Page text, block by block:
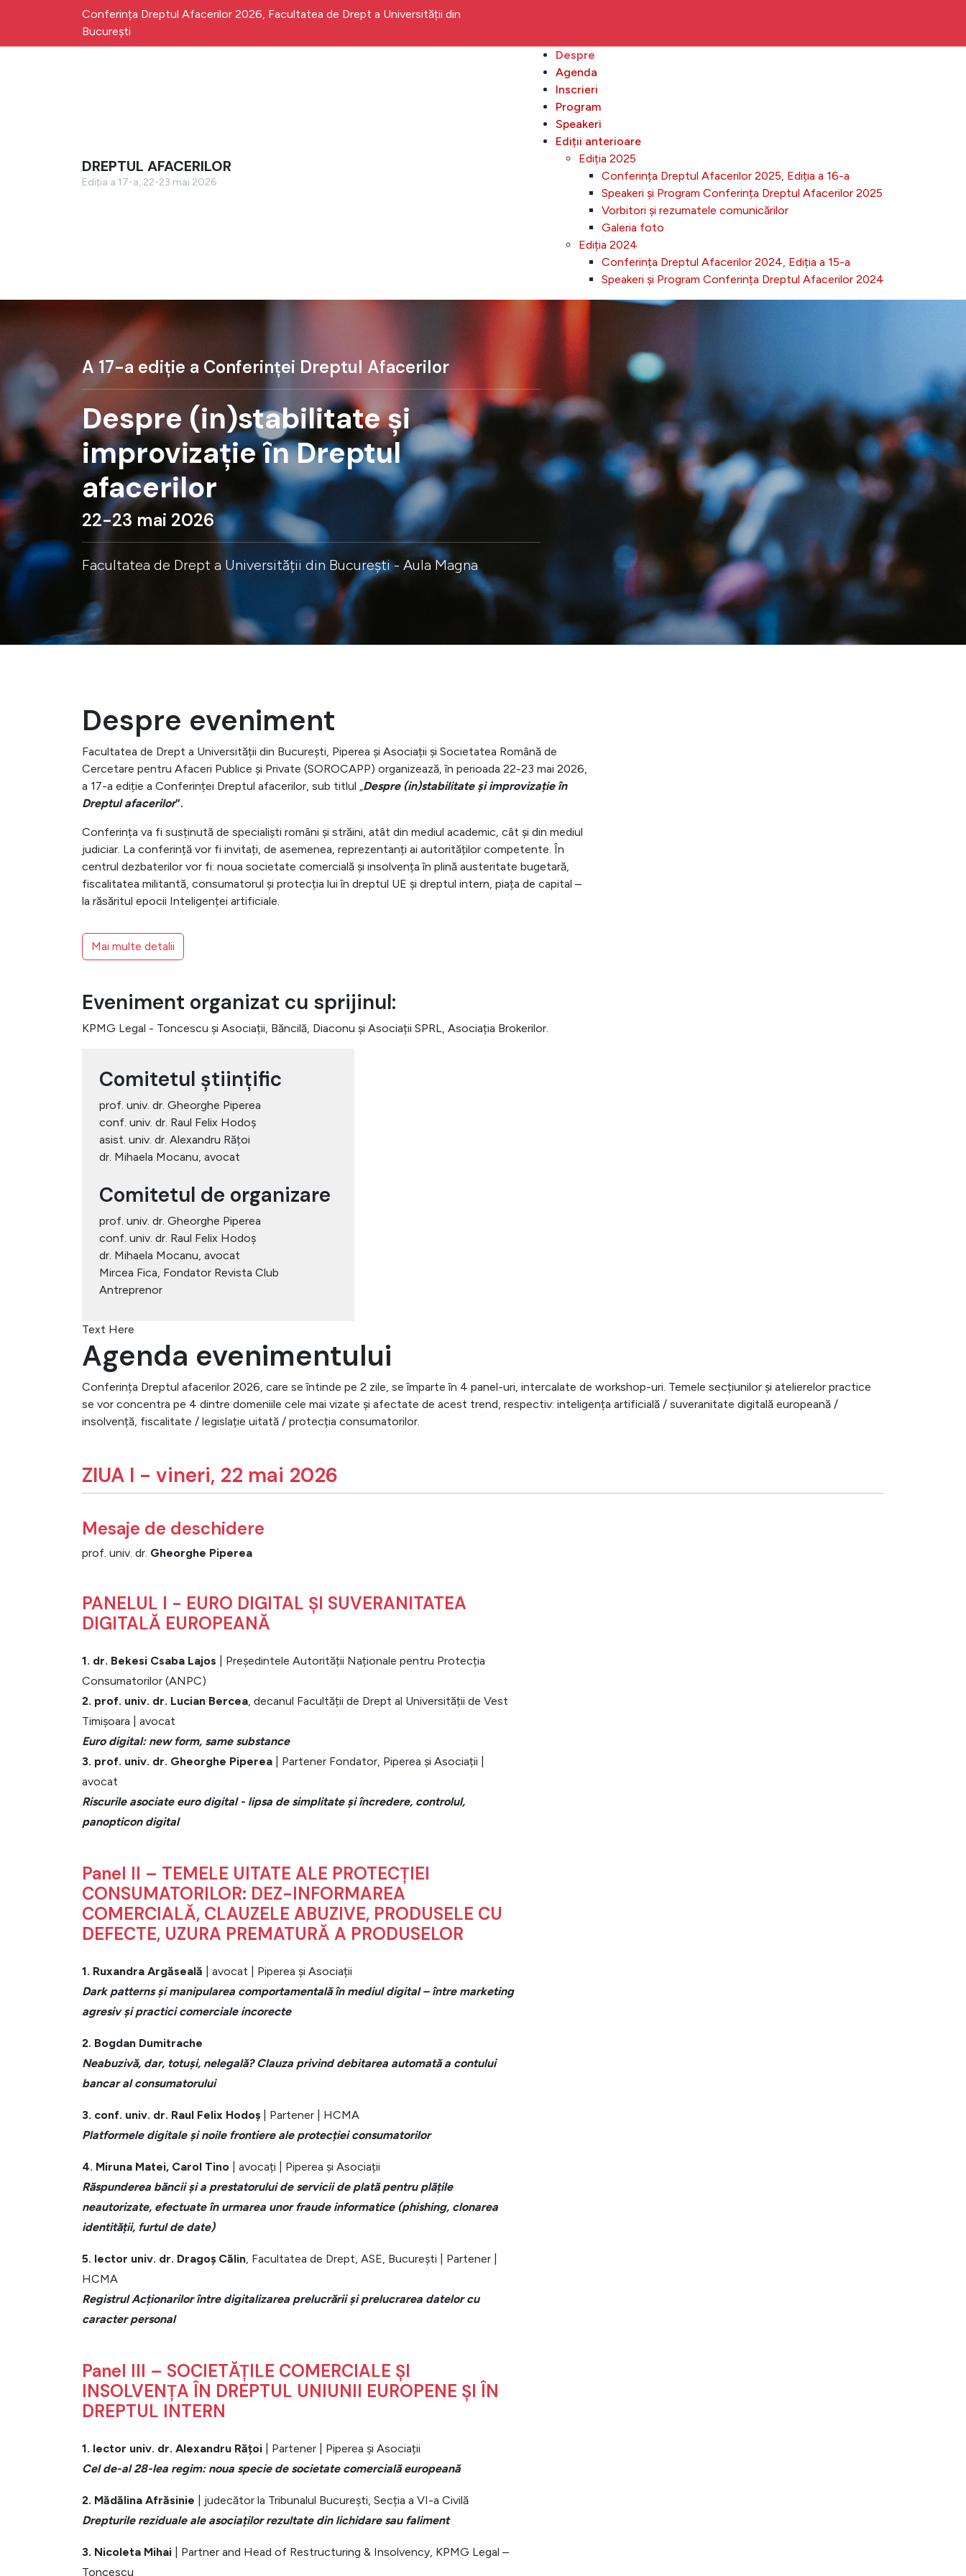
Conferința Dreptul Afacerilor 2026, Facultatea de Drept a Universității din
București
DREPTUL AFACERILOR
Ediția a 17-a, 22-23 mai 2026
Despre
Agenda
Inscrieri
Program
Speakeri
Ediții anterioare
Ediția 2025
Conferința Dreptul Afacerilor 2025, Ediția a 16-a
Speakeri și Program Conferința Dreptul Afacerilor 2025
Vorbitori și rezumatele comunicărilor
Galeria foto
Ediția 2024
Conferința Dreptul Afacerilor 2024, Ediția a 15-a
Speakeri și Program Conferința Dreptul Afacerilor 2024
A 17-a ediție a Conferinței Dreptul Afacerilor
Despre (in)stabilitate și
improvizație în Dreptul
afacerilor
22-23 mai 2026
Facultatea de Drept a Universității din București - Aula Magna
Despre eveniment
Facultatea de Drept a Universității din București, Piperea și Asociații și Societatea Română de
Cercetare pentru Afaceri Publice și Private (SOROCAPP) organizează, în perioada 22-23 mai 2026,
a 17-a ediție a Conferinței Dreptul afacerilor, sub titlul „Despre (in)stabilitate și improvizație în
Dreptul afacerilor”.
Conferința va fi susținută de specialiști români și străini, atât din mediul academic, cât și din mediul
judiciar. La conferință vor fi invitați, de asemenea, reprezentanți ai autorităților competente. În
centrul dezbaterilor vor fi: noua societate comercială și insolvența în plină austeritate bugetară,
fiscalitatea militantă, consumatorul și protecția lui în dreptul UE și dreptul intern, piața de capital –
la răsăritul epocii Inteligenței artificiale.
Mai multe detalii
Eveniment organizat cu sprijinul:
KPMG Legal - Toncescu și Asociații, Băncilă, Diaconu și Asociații SPRL, Asociația Brokerilor.
Comitetul științific
prof. univ. dr. Gheorghe Piperea
conf. univ. dr. Raul Felix Hodoș
asist. univ. dr. Alexandru Rățoi
dr. Mihaela Mocanu, avocat
Comitetul de organizare
prof. univ. dr. Gheorghe Piperea
conf. univ. dr. Raul Felix Hodoș
dr. Mihaela Mocanu, avocat
Mircea Fica, Fondator Revista Club
Antreprenor
Text Here
Agenda evenimentului
Conferința Dreptul afacerilor 2026, care se întinde pe 2 zile, se împarte în 4 panel-uri, intercalate de workshop-uri. Temele secțiunilor și atelierelor practice
se vor concentra pe 4 dintre domeniile cele mai vizate și afectate de acest trend, respectiv: inteligența artificială / suveranitate digitală europeană /
insolvență, fiscalitate / legislație uitată / protecția consumatorilor.
ZIUA I - vineri, 22 mai 2026
Mesaje de deschidere
prof. univ. dr. Gheorghe Piperea
PANELUL I - EURO DIGITAL ȘI SUVERANITATEA
DIGITALĂ EUROPEANĂ
1. dr. Bekesi Csaba Lajos | Președintele Autorității Naționale pentru Protecția
Consumatorilor (ANPC)
2. prof. univ. dr. Lucian Bercea, decanul Facultății de Drept al Universității de Vest
Timișoara | avocat
Euro digital: new form, same substance
3. prof. univ. dr. Gheorghe Piperea | Partener Fondator, Piperea și Asociații |
avocat
Riscurile asociate euro digital - lipsa de simplitate și încredere, controlul,
panopticon digital
Panel II – TEMELE UITATE ALE PROTECȚIEI
CONSUMATORILOR: DEZ-INFORMAREA
COMERCIALĂ, CLAUZELE ABUZIVE, PRODUSELE CU
DEFECTE, UZURA PREMATURĂ A PRODUSELOR
1. Ruxandra Argăseală | avocat | Piperea și Asociații
Dark patterns și manipularea comportamentală în mediul digital – între marketing
agresiv și practici comerciale incorecte
2. Bogdan Dumitrache
Neabuzivă, dar, totuși, nelegală? Clauza privind debitarea automată a contului
bancar al consumatorului
3. conf. univ. dr. Raul Felix Hodoș | Partener | HCMA
Platformele digitale și noile frontiere ale protecției consumatorilor
4. Miruna Matei, Carol Tino | avocați | Piperea și Asociații
Răspunderea băncii și a prestatorului de servicii de plată pentru plățile
neautorizate, efectuate în urmarea unor fraude informatice (phishing, clonarea
identității, furtul de date)
5. lector univ. dr. Dragoș Călin, Facultatea de Drept, ASE, București | Partener |
HCMA
Registrul Acționarilor între digitalizarea prelucrării și prelucrarea datelor cu
caracter personal
Panel III – SOCIETĂȚILE COMERCIALE ȘI
INSOLVENȚA ÎN DREPTUL UNIUNII EUROPENE ȘI ÎN
DREPTUL INTERN
1. lector univ. dr. Alexandru Rățoi | Partener | Piperea și Asociații
Cel de-al 28-lea regim: noua specie de societate comercială europeană
2. Mădălina Afrăsinie | judecător la Tribunalul București, Secția a VI-a Civilă
Drepturile reziduale ale asociaților rezultate din lichidare sau faliment
3. Nicoleta Mihai | Partner and Head of Restructuring & Insolvency, KPMG Legal –
Toncescu